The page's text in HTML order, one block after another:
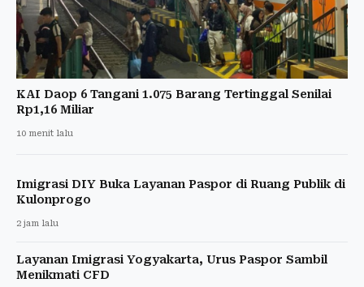
KAI Daop 6 Tangani 1.075 Barang Tertinggal Senilai
Rp1,16 Miliar
10 menit lalu
Imigrasi DIY Buka Layanan Paspor di Ruang Publik di
Kulonprogo
2 jam lalu
Layanan Imigrasi Yogyakarta, Urus Paspor Sambil
Menikmati CFD